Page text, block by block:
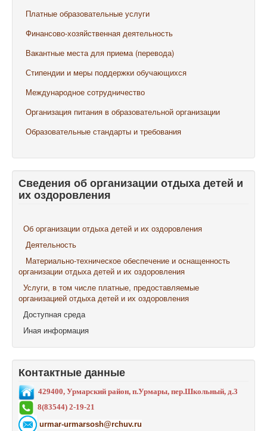
Платные образовательные услуги
Финансово-хозяйственная деятельность
Вакантные места для приема (перевода)
Стипендии и меры поддержки обучающихся
Международное сотрудничество
Организация питания в образовательной организации
Образовательные стандарты и требования
Сведения об организации отдыха детей и
их оздоровления
Об организации отдыха детей и их оздоровления
Деятельность
Материально-техническое обеспечение и оснащенность
организации отдыха детей и их оздоровления
Услуги, в том числе платные, предоставляемые
организацией отдыха детей и их оздоровления
Доступная среда
Иная информация
Контактные данные
429400, Урмарский район, п.Урмары, пер.Школьный, д.3
8(83544) 2-19-21
urmar-urmarsosh@rchuv.ru